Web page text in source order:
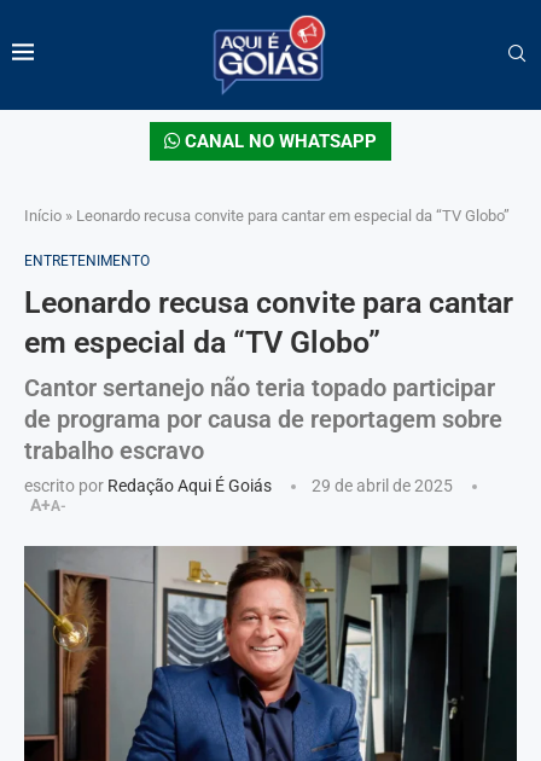
CANAL NO WHATSAPP
Início » Leonardo recusa convite para cantar em especial da “TV Globo”
ENTRETENIMENTO
Leonardo recusa convite para cantar
em especial da “TV Globo”
Cantor sertanejo não teria topado participar
de programa por causa de reportagem sobre
trabalho escravo
escrito por Redação Aqui É Goiás
29 de abril de 2025
A+A-